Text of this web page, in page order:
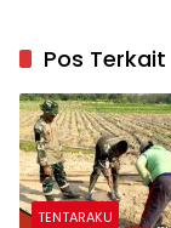
Pos Terkait
TENTARAKU